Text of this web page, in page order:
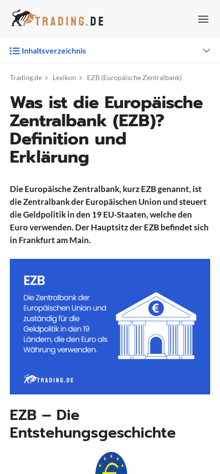
Inhalt
Inhaltsverzeichnis
Trading.de Lexikon EZB (Europäische Zentralbank)
Was ist die Europäische
Zentralbank (EZB)?
Definition und
Erklärung
Die Europäische Zentralbank, kurz EZB genannt, ist
die Zentralbank der Europäischen Union und steuert
die Geldpolitik in den 19 EU-Staaten, welche den
Euro verwenden. Der Hauptsitz der EZB befindet sich
in Frankfurt am Main.
EZB – Die
Entstehungsgeschichte